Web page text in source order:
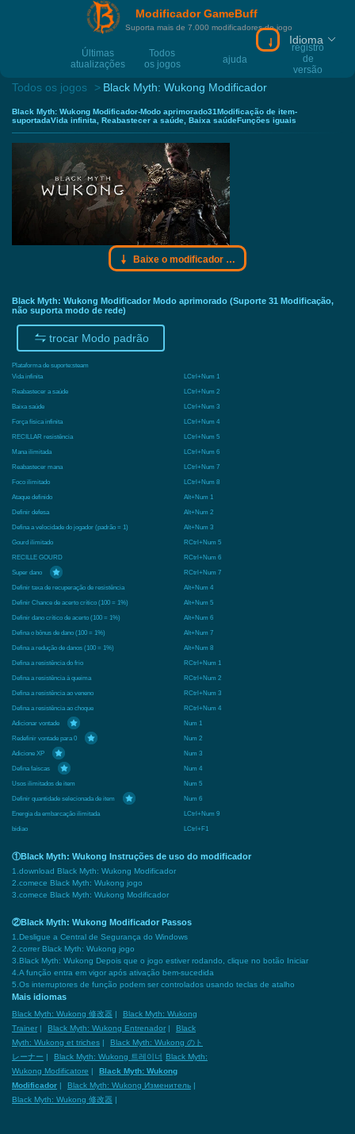
Modificador GameBuff
Suporta mais de 7.000 modificadores de jogo
Últimas
atualizações
Todos
os jogos
ajuda
registro
de
versão
Baixe o
Idioma
Todos os jogos Black Myth: Wukong Modificador
Black Myth: Wukong Modificador-Modo aprimorado31Modificação de item-
suportadaVida infinita, Reabastecer a saúde, Baixa saúdeFunções iguais
Baixe o modificador Gamebuff
Black Myth: Wukong Modificador Modo aprimorado (Suporte 31 Modificação,
não suporta modo de rede)
trocar Modo padrão
Plataforma de suporte:steam
Vida infinita
LCtrl+Num 1
Reabastecer a saúde
LCtrl+Num 2
Baixa saúde
LCtrl+Num 3
Força física infinita
LCtrl+Num 4
RECILLAR resistência
LCtrl+Num 5
Mana ilimitada
LCtrl+Num 6
Reabastecer mana
LCtrl+Num 7
Foco ilimitado
LCtrl+Num 8
Ataque definido
Alt+Num 1
Definir defesa
Alt+Num 2
Defina a velocidade do jogador (padrão = 1)
Alt+Num 3
Gourd ilimitado
RCtrl+Num 5
RECILLE GOURD
RCtrl+Num 6
Super dano
RCtrl+Num 7
Definir taxa de recuperação de resistência
Alt+Num 4
Definir Chance de acerto crítico (100 = 1%)
Alt+Num 5
Definir dano crítico de acerto (100 = 1%)
Alt+Num 6
Defina o bônus de dano (100 = 1%)
Alt+Num 7
Defina a redução de danos (100 = 1%)
Alt+Num 8
Defina a resistência do frio
RCtrl+Num 1
Defina a resistência à queima
RCtrl+Num 2
Defina a resistência ao veneno
RCtrl+Num 3
Defina a resistência ao choque
RCtrl+Num 4
Adicionar vontade
Num 1
Redefinir vontade para 0
Num 2
Adicione XP
Num 3
Defina faíscas
Num 4
Usos ilimitados de item
Num 5
Definir quantidade selecionada de item
Num 6
Energia da embarcação ilimitada
LCtrl+Num 9
bidiao
LCtrl+F1
①Black Myth: Wukong Instruções de uso do modificador
1.download Black Myth: Wukong Modificador
2.comece Black Myth: Wukong jogo
3.comece Black Myth: Wukong Modificador
②Black Myth: Wukong Modificador Passos
1.Desligue a Central de Segurança do Windows
2.correr Black Myth: Wukong jogo
3.Black Myth: Wukong Depois que o jogo estiver rodando, clique no botão Iniciar
4.A função entra em vigor após ativação bem-sucedida
5.Os interruptores de função podem ser controlados usando teclas de atalho
Mais idiomas
Black Myth: Wukong 修改器 |
Black Myth: Wukong
Trainer | Black Myth: Wukong Entrenador |
Black
Myth: Wukong et triches |
Black Myth: Wukong のト
レーナー | Black Myth: Wukong 트레이너 Black Myth:
Wukong Modificatore |
Black Myth: Wukong
Modificador | Black Myth: Wukong Изменитель |
Black Myth: Wukong 修改器 |